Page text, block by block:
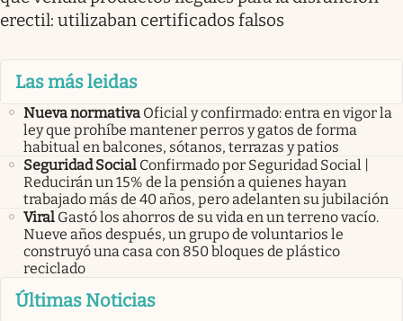
erectil: utilizaban certificados falsos
Las más leidas
Nueva normativa Oficial y confirmado: entra en vigor la
ley que prohíbe mantener perros y gatos de forma
habitual en balcones, sótanos, terrazas y patios
Seguridad Social Confirmado por Seguridad Social |
Reducirán un 15% de la pensión a quienes hayan
trabajado más de 40 años, pero adelanten su jubilación
Viral Gastó los ahorros de su vida en un terreno vacío.
Nueve años después, un grupo de voluntarios le
construyó una casa con 850 bloques de plástico
reciclado
Últimas Noticias